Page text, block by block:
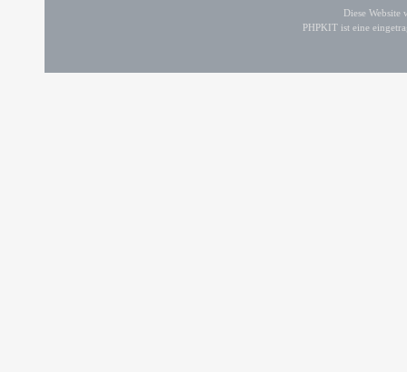
Diese
PHPKIT ist eine